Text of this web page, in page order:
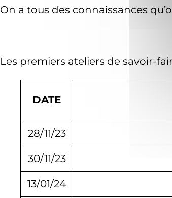
On a tous des connaissances
Les premiers ateliers de savoir-
DATE
28/11/23
30/11/23
13/01/24